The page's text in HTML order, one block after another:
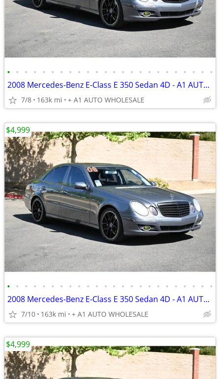
• • • • • • • • • • • • • • • • • • • • • • • •
2008 Mercedes-Benz E-Class E 350 Sedan 4D - A1 AUTO WHOLESALE
7/8 163k mi + A1 AUTO WHOLESALE
• • • • • • • • • • • • • • • • • • • • • • • •
2008 Mercedes-Benz E-Class E 350 Sedan 4D - A1 AUTO WHOLESALE
7/10 163k mi + A1 AUTO WHOLESALE
$4,999
$4,999